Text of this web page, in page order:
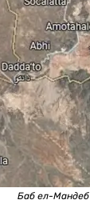
Баб ел-Мандеб